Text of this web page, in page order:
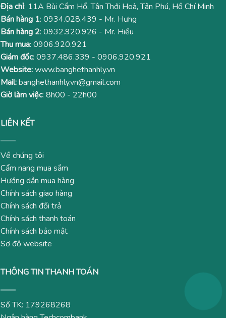
Địa chỉ: 11A Bùi Cẩm Hổ, Tân Thới Hoà, Tân Phú, Hồ Chí Minh
Bán hàng 1: 0934.028.439 - Mr. Hưng
Bán hàng 2: 0932.920.926 - Mr. Hiếu
Thu mua: 0906.920.921
Giám đốc: 0937.486.339 - 0906.920.921
Website:www.banghethanhly.vn
Mail:banghethanhly.vn@gmail.com
Giờ làm việc: 8h00 - 22h00
LIÊN KẾT
Về chúng tôi
Cẩm nang mua sắm
Hướng dẫn mua hàng
Chính sách giao hàng
Chính sách đổi trả
Chính sách thanh toán
Chính sách bảo mật
Sơ đồ website
THÔNG TIN THANH TOÁN
Số TK: 179268268